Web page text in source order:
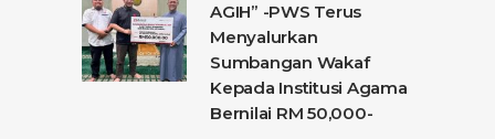
AGIH” -PWS Terus
Menyalurkan
Sumbangan Wakaf
Kepada Institusi Agama
Bernilai RM 50,000-